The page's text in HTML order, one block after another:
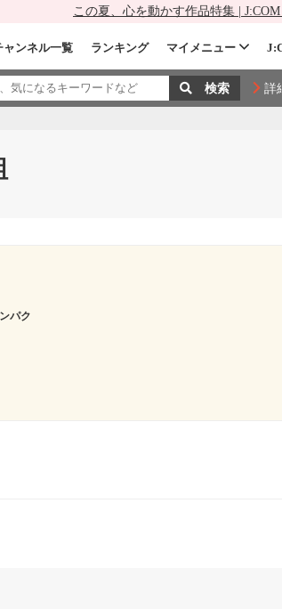
この夏、心を動かす作品特集 |
ャンネル一覧 ランキング マイメニュー
詳
パク